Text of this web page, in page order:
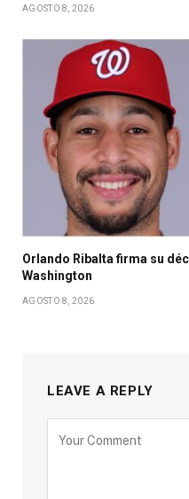
AGOSTO 8, 2026
Orlando Ribalta firma su
Washington
AGOSTO 8, 2026
LEAVE A REPLY